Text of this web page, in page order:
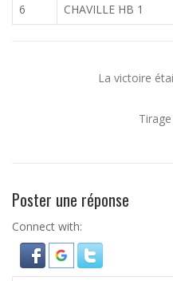
6
CHAVILLE HB 1
La victoire
Poster une réponse
Connect with: